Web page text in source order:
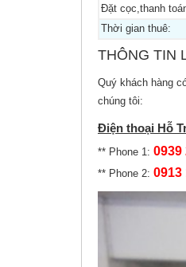
Đặt cọc,thanh
Thời gian thuê:
THÔNG TIN
Quý khách hàng
chúng tôi:
Điện thoại Hỗ
** Phone 1: 0939
** Phone 2: 0913